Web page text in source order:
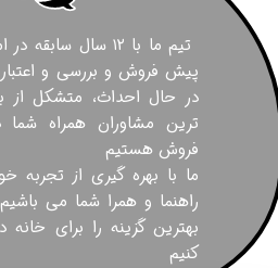
تیم ما با ۱۲ سال
پیش فروش و بررسی و
در حال احداث، متشکل از
ترین مشاوران همراه
فروش هستیم
ما با بهره گیری از تجربه
راهنما و همرا شما می
بهترین گزینه را برای
کنیم